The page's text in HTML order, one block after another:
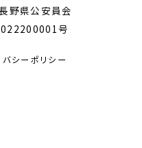
野県公安員会
号
シーポリシー